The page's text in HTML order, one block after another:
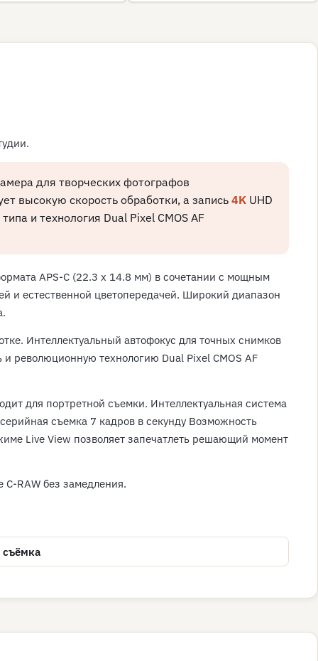
для творческих фотографов
высокую скорость обработки, а запись4KUHD
и технология Dual Pixel CMOS AF
APS-C (22.3 x 14.8 мм) в сочетании с мощным
и естественной цветопередачей. Широкий диапазон
Интеллектуальный автофокус для точных снимков
и революционную технологию Dual Pixel CMOS AF
для портретной съемки. Интеллектуальная система
съемка 7 кадров в секунду Возможность
Live View позволяет запечатлеть решающий момент
C-RAW без замедления.
съёмка